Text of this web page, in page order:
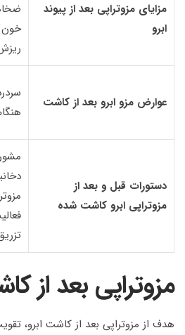
مزایای مزوتراپی بعد از پیوند
ابرو
خون
عوارض مزو ابرو بعد از کاشت
دستورات قبل و بعد از
مزوتراپی ابرو کاشت شده
مزوتراپی بعد از
هدف از مزوتراپی بعد از کاشت ابرو،